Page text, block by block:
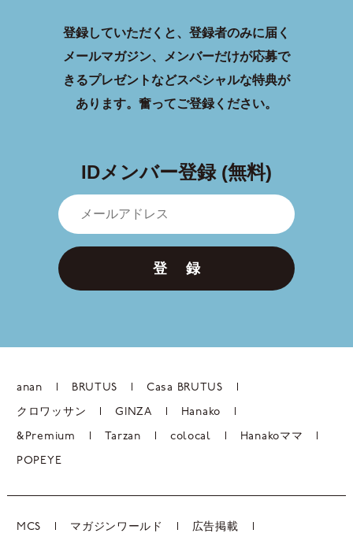
登録していただくと、登録者のみに届く
メールマガジン、メンバーだけが応募で
きるプレゼントなどスペシャルな特典が
あります。 奮ってご登録ください。
IDメンバー登録 (無料)
登 録
anan BRUTUS Casa BRUTUS
クロワッサン GINZA Hanako
&Premium Tarzan colocal Hanakoママ
POPEYE
MCS マガジンワールド 広告掲載